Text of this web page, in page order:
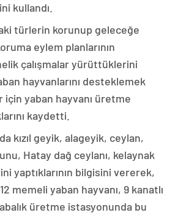
kullandı.
türlerin korunup geleceğe
eylem planlarının
çalışmalar yürüttüklerini
hayvanlarını desteklemek
için yaban hayvanı üretme
kaydetti.
kızıl geyik, alageyik, ceylan,
Hatay dağ ceylanı, kelaynak
yaptıklarının bilgisini vererek,
memeli yaban hayvanı, 9 kanatlı
üretme istasyonunda bu